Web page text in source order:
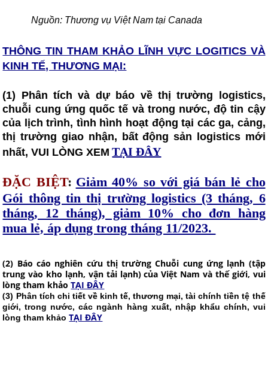
Nguồn: Thương vụ Việt Nam tại Canada
THÔNG TIN THAM KHẢO LĨNH VỰC LOGITICS VÀ
KINH TẾ, THƯƠNG MẠI:
(1) Phân tích và dự báo về thị trường logistics,
chuỗi cung ứng quốc tế và trong nước, độ tin cậy
của lịch trình, tình hình hoạt động tại các ga, cảng,
thị trường giao nhận, bất động sản logistics mới
nhất, VUI LÒNG XEM TẠI ĐÂY
ĐẶC BIỆT: Giảm 40% so với giá bán lẻ cho
Gói thông tin thị trường logistics (3 tháng, 6
tháng, 12 tháng)​, giảm 10% cho đơn hàng
mua lẻ, áp dụng trong tháng 11/2023.
(2) Báo cáo nghiên cứu thị trường Chuỗi cung ứng lạnh (tập
trung vào kho lạnh, vận tải lạnh) của Việt Nam và thế giới, vui
lòng tham khảoTẠI ĐÂY
(3) Phân tích chi tiết về kinh tế, thương mại, tài chính tiền tệ thế
giới, trong nước, các ngành hàng xuất, nhập khẩu chính, vui
lòng tham khảo TẠI ĐÂY